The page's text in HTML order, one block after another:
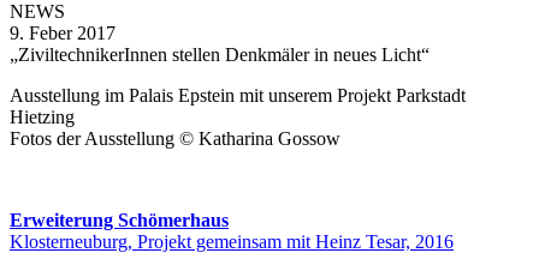
NEWS
9. Feber 2017
„ZiviltechnikerInnen stellen Denkmäler in neues Licht“
Ausstellung im Palais Epstein mit unserem Projekt Parkstadt
Hietzing
Fotos der Ausstellung © Katharina Gossow
Erweiterung Schömerhaus
Klosterneuburg, Projekt gemeinsam mit Heinz Tesar, 2016